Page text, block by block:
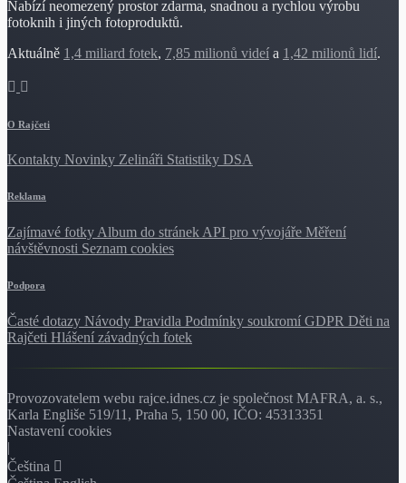
Nabízí neomezený prostor zdarma, snadnou a rychlou výrobu
fotoknih i jiných fotoproduktů.
Aktuálně 1,4 miliard fotek, 7,85 milionů videí a 1,42 milionů lidí.
O Rajčeti
Kontakty Novinky Zelináři Statistiky DSA
Reklama
Zajímavé fotkyAlbum do stránekAPI pro vývojáře Měření
návštěvnosti Seznam cookies
Podpora
Časté dotazy Návody Pravidla Podmínky soukromí GDPR Děti na
Rajčeti Hlášení závadných fotek
Provozovatelem webu rajce.idnes.cz je společnost MAFRA, a. s.,
Karla Engliše 519/11, Praha 5, 150 00, IČO: 45313351
Nastavení cookies
|
Čeština